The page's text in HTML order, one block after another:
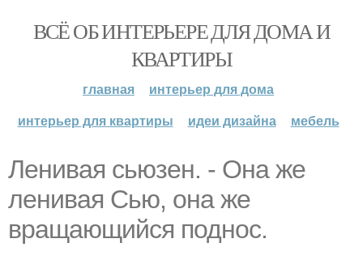
ВСЁ ОБ ИНТЕРЬЕРЕ ДЛЯ ДОМА И
КВАРТИРЫ
главная
интерьер для дома
интерьер для квартиры
идеи дизайна мебель
Ленивая сьюзен. - Она же
ленивая Сью, она же
вращающийся поднос.